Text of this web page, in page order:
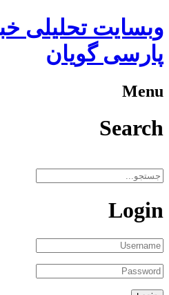
وبسایت تحلیلی
پارسی گویان
Menu
Search
Login